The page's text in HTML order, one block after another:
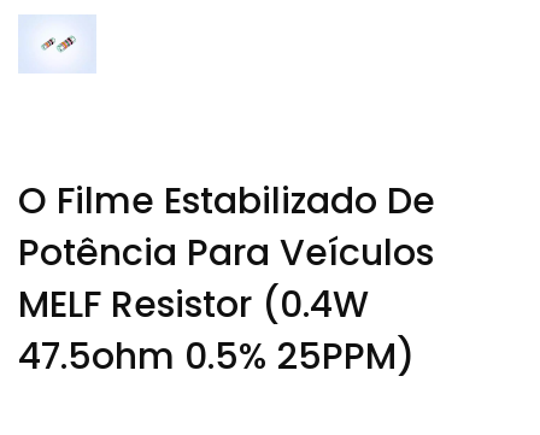
O Filme Estabilizado De
Potência Para Veículos
MELF Resistor (0.4W
47.5ohm 0.5% 25PPM)